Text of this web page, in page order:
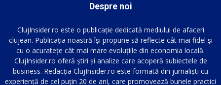
Despre noi
ClujInsider.ro este o publicație dedicată mediului de afaceri
clujean. Publicația noastră își propune să reflecte cât mai fidel și
cu o acuratețe cât mai mare evoluțiile din economia locală.
ClujInsider.ro oferă știri și analize care acoperă subiectele de
business. Redacția ClujInsider.ro este formată din jurnaliști cu
experiență de cel puțin 20 de ani, care promovează bunele practici